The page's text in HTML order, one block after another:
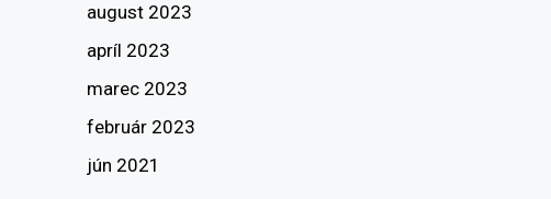
august 2023
apríl 2023
marec 2023
február 2023
jún 2021